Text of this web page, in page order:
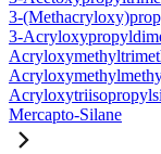
3-
3-
Mercapto-Silane